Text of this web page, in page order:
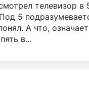
телевизор в
5
А что,
в...